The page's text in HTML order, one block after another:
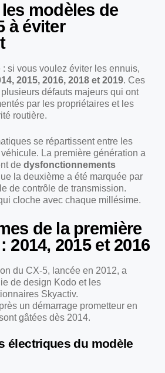
modèles de
à éviter
: si vous voulez éviter les ennuis,
2015, 2016, 2018 et 2019. Ces
défauts majeurs qui ont
par les propriétaires et les
routière.
se répartissent entre les
La première génération a
de dysfonctionnements
la deuxième a été marquée par
de contrôle de transmission.
cloche avec chaque millésime.
de la première
2014, 2015 et 2016
du CX-5, lancée en 2012, a
de design Kodo et les
Skyactiv.
un démarrage prometteur en
gâtées dès 2014.
électriques du modèle